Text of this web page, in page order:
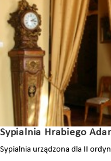
Sypialnia Hrabiego
Sypialnia urządzona dla II